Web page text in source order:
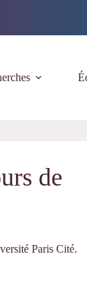
de
Paris Cité.